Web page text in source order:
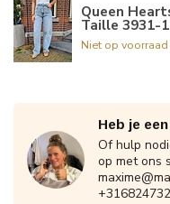
Queen
Taille 3931-1
Niet op voorraad
Heb je
Of hulp
op met ons